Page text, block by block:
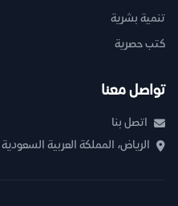
تنمية بشرية
كتب حصرية
تواصل معنا
اتصل بنا
الرياض، المملكة العربية السعودية